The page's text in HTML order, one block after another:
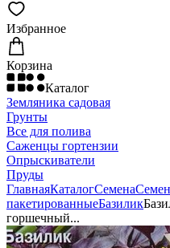
Избранное
Корзина
Каталог
Земляника садовая
Грунты
Все для полива
Саженцы гортензии
Опрыскиватели
Пруды
ГлавнаяКаталогСемена
пакетированныеБазилик
горшечный...